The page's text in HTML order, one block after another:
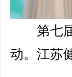
第七
动。江苏